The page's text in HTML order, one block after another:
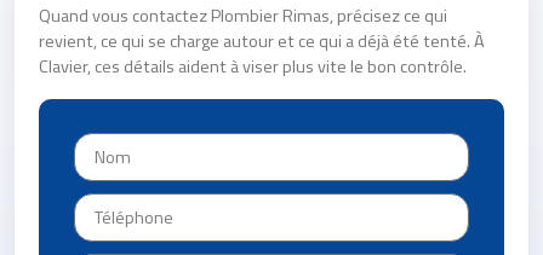
Quand vous contactez Plombier Rimas, précisez ce qui
revient, ce qui se charge autour et ce qui a déjà été tenté. À
Clavier, ces détails aident à viser plus vite le bon contrôle.